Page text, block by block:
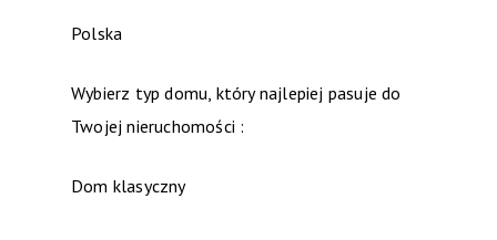
Polska
Wybierz typ domu, który najlepiej pasuje do
Twojej nieruchomości :
Dom klasyczny